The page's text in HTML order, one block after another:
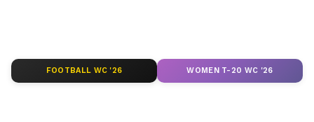
FOOTBALL WC '26 WOMEN T-20 WC '26